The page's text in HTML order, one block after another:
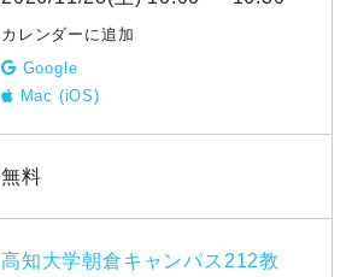
カレンダーに追加
Google
Mac (iOS)
無料
高知大学朝倉キャンパス212教